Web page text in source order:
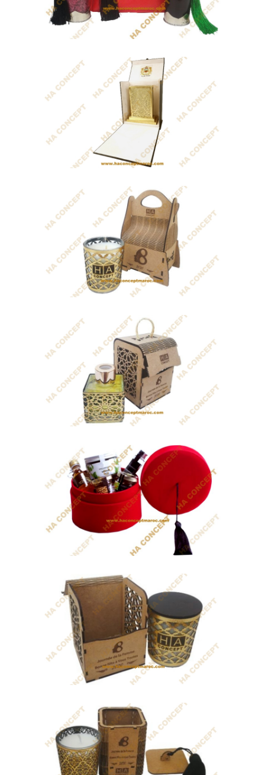
Bougie parfumée de cire...
Coffret bio pour Femme qui contient: •
Coffret Luminaire Orientale
Coffret cadeau pour évènement qui...
Coffret Magic
Bougie parfumée de cire végétale.
Coffret Gladness
Diffuseur de parfum accompagné de
Coffret Tiznit
Tarbouche artisanal traditionnel rouge
Coffret Tendresse
Coffret Brightness